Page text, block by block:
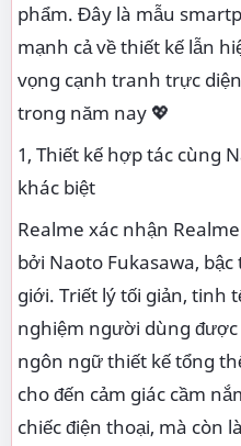
phẩm. Đây là mẫu
mạnh cả về thiết kế lẫn
vọng cạnh tranh trực
trong năm nay 💖
1, Thiết kế hợp tác cùng
khác biệt
Realme xác nhận
bởi Naoto Fukasawa,
giới. Triết lý tối giản, tinh
nghiệm người dùng
ngôn ngữ thiết kế tổng
cho đến cảm giác cầm
chiếc điện thoại, mà còn